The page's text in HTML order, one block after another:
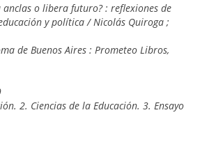
anclas o libera futuro? : reflexiones de
y política / Nicolás Quiroga ;
de Buenos Aires : Prometeo Libros,
2. Ciencias de la Educación. 3. Ensayo